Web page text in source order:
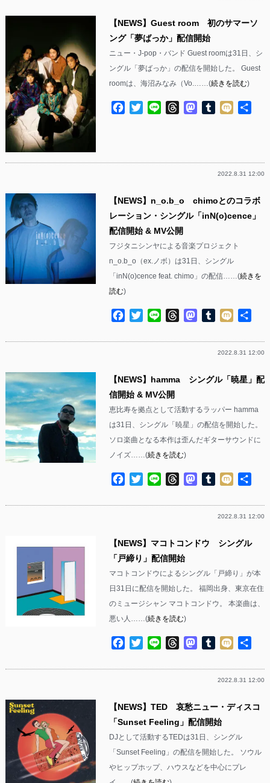
【NEWS】Guest room 初のサマーソ
ング「夢ばっか」配信開始
ニュー・J-pop・バンド Guest roomは31日、シ
ングル「夢ばっか」の配信を開始した。 Guest
roomは、海沼みなみ（Vo.……(続きを読む)
Facebook
TwitterLine ThreadsMastodon
Tumblr
Mixi
2022.8.31 12:00
【NEWS】n_o.b_o chimoとのコラボ
レーション・シングル「inN(o)cence」
配信開始 & MV公開
フジタニシンヤによる音楽プロジェクト
n_o.b_o（ex.ノボ）は31日、シングル
「inN(o)cence feat. chimo」の配信……(続きを
読む)
Facebook
TwitterLine ThreadsMastodon
Tumblr
Mixi
2022.8.31 12:00
【NEWS】hamma シングル「暁星」配
信開始 & MV公開
恵比寿を拠点として活動するラッパー hamma
は31日、シングル「暁星」の配信を開始した。
ソロ楽曲となる本作は歪んだギターサウンドに
ノイズ……(続きを読む)
Facebook
TwitterLine ThreadsMastodon
Tumblr
Mixi
2022.8.31 12:00
【NEWS】マコトコンドウ シングル
「戸締り」配信開始
マコトコンドウによるシングル「戸締り」が本
日31日に配信を開始した。 福岡出身、東京在住
のミュージシャン マコトコンドウ。 本楽曲は、
悪い人……(続きを読む)
Facebook
TwitterLine ThreadsMastodon
Tumblr
Mixi
2022.8.31 12:00
【NEWS】TED 哀愁ニュー・ディスコ
「Sunset Feeling」配信開始
DJとして活動するTEDは31日、シングル
「Sunset Feeling」の配信を開始した。 ソウル
やヒップホップ、ハウスなどを中心にプレ